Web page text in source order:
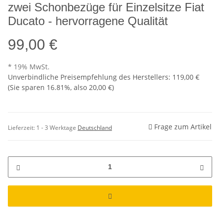
zwei Schonbezüge für Einzelsitze Fiat
Ducato - hervorragene Qualität
99,00 €
* 19% MwSt.
Unverbindliche Preisempfehlung des Herstellers: 119,00 €
(Sie sparen 16.81%, also 20,00 €)
Lieferzeit: 1 - 3 Werktage Deutschland Frage zum Artikel